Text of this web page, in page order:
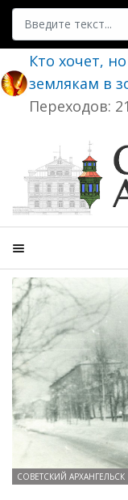
Поиск
Кто хочет,
землякам в
Переходов:
СОВЕТСКИЙ АРХАНГЕЛЬСК